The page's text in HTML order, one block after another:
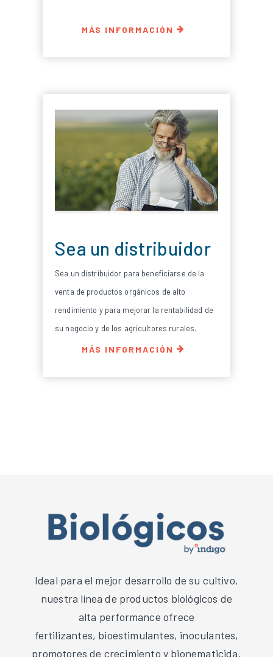
MÁS INFORMACIÓN
Sea un distribuidor
Sea un distribuidor para beneficiarse de la
venta de productos orgánicos de alto
rendimiento y para mejorar la rentabilidad de
su negocio y de los agricultores rurales.
MÁS INFORMACIÓN
Ideal para el mejor desarrollo de su cultivo,
nuestra línea de productos biológicos de
alta performance ofrece
fertilizantes, bioestimulantes, inoculantes,
promotores de crecimiento y bionematicida.